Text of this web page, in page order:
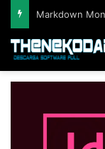
Markdown